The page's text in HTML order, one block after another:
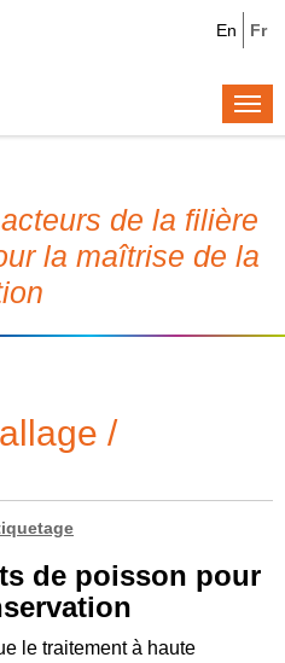
Fr
En
de la filière
la maîtrise de la
/
de poisson pour
le traitement à haute